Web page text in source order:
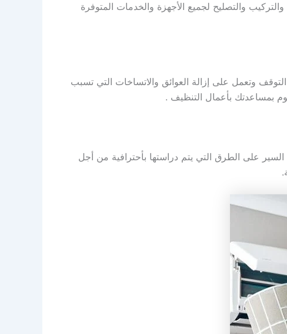
والتصليح لجميع الأجهزة والخدمات المتوفرة
وتعمل على إزالة العوائق والاتساخات التي تسبب
بمساعدتك بأعمال التنظيف .
على الطرق التي يتم دراستها بأحترافية من أجل